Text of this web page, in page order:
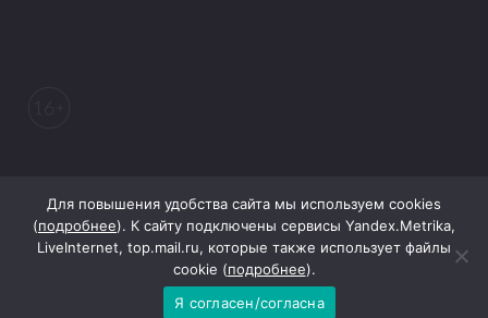
При поддержке Правительства Ростовской области
Для повышения удобства сайта мы используем cookies
(подробнее). К сайту подключены сервисы Yandex.Metrika,
LiveInternet, top.mail.ru, которые также использует файлы
cookie (подробнее).
Я согласен/согласна